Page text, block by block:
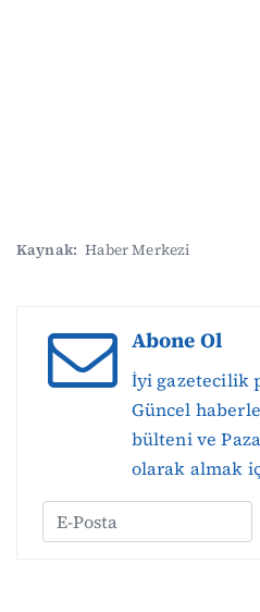
Kaynak: Haber Merkezi
Abone Ol
İyi gazetecilik
Güncel
bülteni ve
olarak almak